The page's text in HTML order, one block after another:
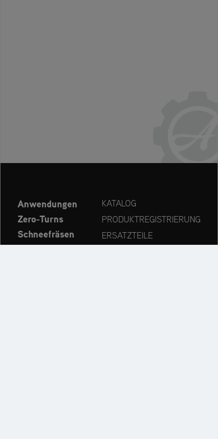
Anwendungen
Zero-Turns
Schneefräsen
Aktuelles
KATALOG
PRODUKTREGISTRIERUNG
ERSATZTEILE